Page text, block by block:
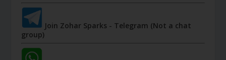
Join Zohar Sparks - Telegram (Not a chat
group)